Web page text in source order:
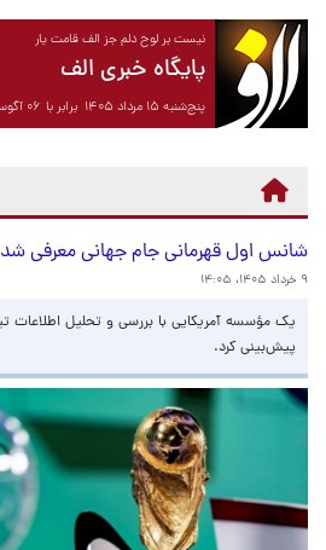
نیست بر لوح دلم جز الف قامت یار
پایگاه خبری الف
پنج‌شنبه ۱۵ مرداد ۱۴۰۵ برابر با ۰۶ آگوست ۲۰۲۶
شانس اول قهرمانی جام جهانی معرفی شد
۹ خرداد ۱۴۰۵، ۱۴:۰۵
پیش‌بینی کرد.